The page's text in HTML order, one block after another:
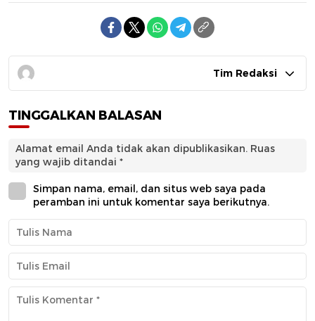
Tim Redaksi
TINGGALKAN BALASAN
Alamat email Anda tidak akan dipublikasikan. Ruas
yang wajib ditandai *
Simpan nama, email, dan situs web saya pada
peramban ini untuk komentar saya berikutnya.